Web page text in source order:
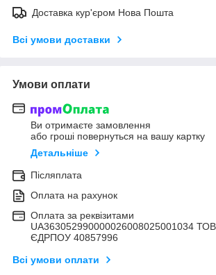
Доставка кур'єром Нова Пошта
Всі умови доставки
Умови оплати
Ви отримаєте замовлення
або гроші повернуться на вашу картку
Детальніше
Післяплата
Оплата на рахунок
Оплата за реквізитами
UA363052990000026008025001034 ТОВ
ЄДРПОУ 40857996
Всі умови оплати